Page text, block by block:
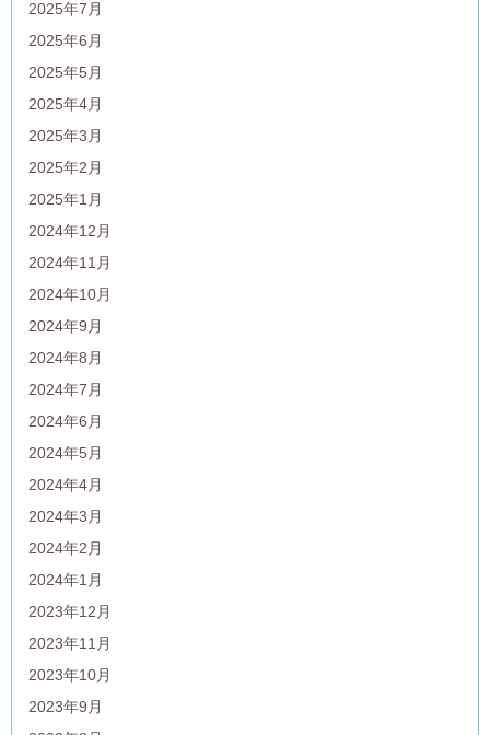
2025年7月
2025年6月
2025年5月
2025年4月
2025年3月
2025年2月
2025年1月
2024年12月
2024年11月
2024年10月
2024年9月
2024年8月
2024年7月
2024年6月
2024年5月
2024年4月
2024年3月
2024年2月
2024年1月
2023年12月
2023年11月
2023年10月
2023年9月